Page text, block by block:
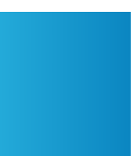
बिनोद
!